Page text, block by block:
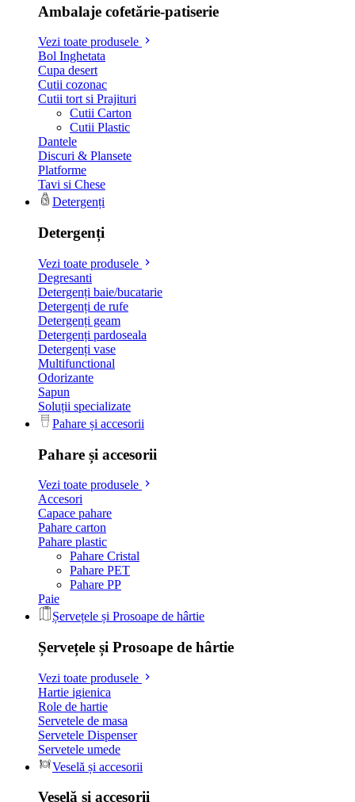
Ambalaje cofetărie-patiserie
Vezi toate produsele
Bol Inghetata
Cupa desert
Cutii cozonac
Cutii tort si Prajituri
Cutii Carton
Cutii Plastic
Dantele
Discuri & Plansete
Platforme
Tavi si Chese
Detergenți
Detergenți
Vezi toate produsele
Degresanti
Detergenți baie/bucatarie
Detergenți de rufe
Detergenți geam
Detergenți pardoseala
Detergenți vase
Multifunctional
Odorizante
Sapun
Soluții specializate
Pahare și accesorii
Pahare și accesorii
Vezi toate produsele
Accesori
Capace pahare
Pahare carton
Pahare plastic
Pahare Cristal
Pahare PET
Pahare PP
Paie
Șervețele și Prosoape de hârtie
Șervețele și Prosoape de hârtie
Vezi toate produsele
Hartie igienica
Role de hartie
Servetele de masa
Servetele Dispenser
Servetele umede
Veselă și accesorii
Veselă și accesorii